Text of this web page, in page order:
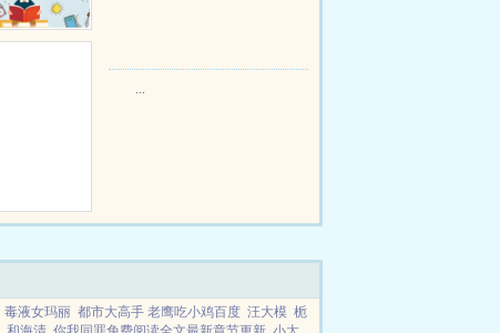
...
毒液女玛丽 都市大高手 老鹰吃小鸡百度 汪大模 栀